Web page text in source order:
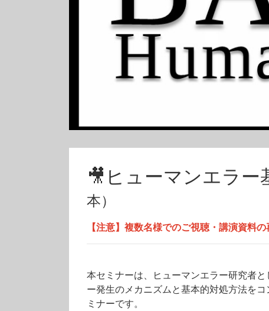
🎥ヒューマンエラ
本）
【注意】複数名様でのご視聴・講演資料
本セミナーは、ヒューマンエラー研究者
ー発生のメカニズムと基本的対処方法を
ミナーです。